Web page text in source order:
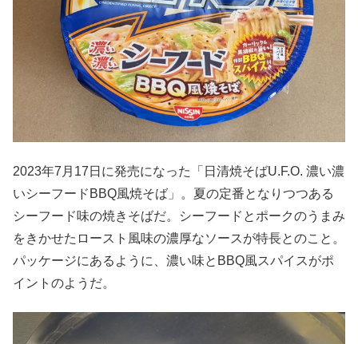
2023年7月17日に発売になった「日清焼そばU.F.O. 濃い濃
いシーフードBBQ風焼そば」。夏の定番となりつつある
シーフード味の焼きそばだ。シーフードとポークのうまみ
をきかせたロースト風味の濃厚なソースが特長とのこと。
パッケージにあるように、濃い味とBBQ風スパイスがポ
イントのようだ。